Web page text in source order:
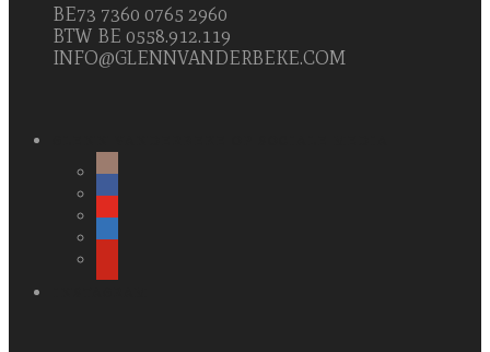
BE73 7360 0765 2960
BTW BE 0558.912.119
INFO@GLENNVANDERBEKE.COM